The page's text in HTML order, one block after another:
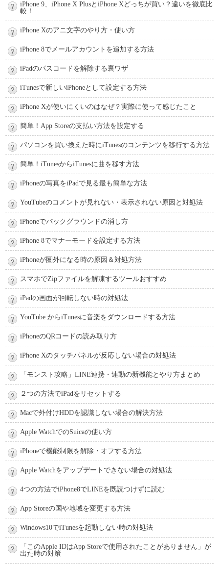
iPhone 9、iPhone X PlusとiPhone Xどっちが買い？違いを徹底比
較！
iPhone Xのアニ文字のやり方・使い方
iPhone 8でメールアカウントを追加する方法
iPadのパスコードを解除する裏ワザ
iTunesで新しいiPhoneとして設定する方法
iPhone Xが使いにくいのはなぜ？実際に使って感じたこと
簡単！App Storeの支払い方法を設定する
パソコンを買い換えた時にiTunesのコンテンツを移行する方法
簡単！iTunesからiTunesに曲を移す方法
iPhoneの写真をiPadで見る最も簡単な方法
YouTubeのコメントが見れない・表示されない原因と対処法
iPhoneでバックグラウンドの消し方
iPhone 8でマナーモードを設定する方法
iPhoneが圏外になる時の原因＆対処方法
スマホでZipファイルを解凍するツールおすすめ
iPadの画面が回転しない時の対処法
YouTube からiTunesに音楽をダウンロードする方法
iPhoneのQRコードの読み取り方
iPhone Xのタッチパネルが反応しない場合の対処法
「モンスト攻略」LINE連携・連動の新機能とやり方まとめ
２つの方法でiPadをリセットする
Macで外付けHDDを認識しない場合の解決方法
Apple WatchでのSuicaの使い方
iPhoneで機能制限を解除・オフする方法
Apple Watchをアップデートできない場合の対処法
4つの方法でiPhone8でLINEを既読つけずに読む
App Storeの国や地域を変更する方法
Windows10でiTunesを起動しない時の対処法
「このApple IDはApp Storeで使用されたことがありません」が
出た時の対策